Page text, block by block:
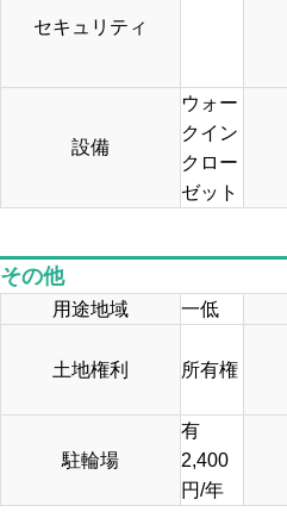
セキュリティ
設備
ウォー
クイン
クロー
ゼット
その他
用途地域 一低
土地権利 所有権
駐輪場
有
2,400
円/年